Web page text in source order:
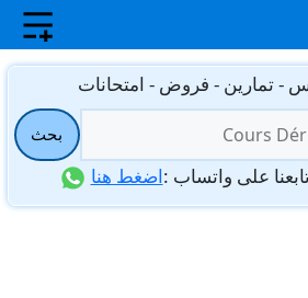
- تمارين - فروض - امتحانات
بحث
على واتساب :اضغط هنا